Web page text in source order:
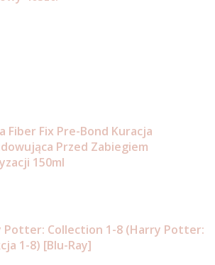
Fiber Fix Pre-Bond Kuracja
Przed Zabiegiem
150ml
Potter: Collection 1-8 (Harry Potter:
1-8) [Blu-Ray]